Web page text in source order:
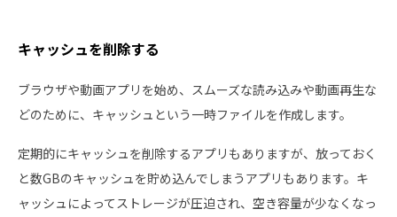
キャッシュを削除する
ブラウザや動画アプリを始め、スムーズな読み込みや動画再生な
どのために、キャッシュという一時ファイルを作成します。
定期的にキャッシュを削除するアプリもありますが、放っておく
と数GBのキャッシュを貯め込んでしまうアプリもあります。キ
ャッシュによってストレージが圧迫され、空き容量が少なくなっ